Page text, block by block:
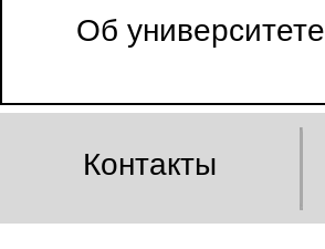
Об университете
Контакты